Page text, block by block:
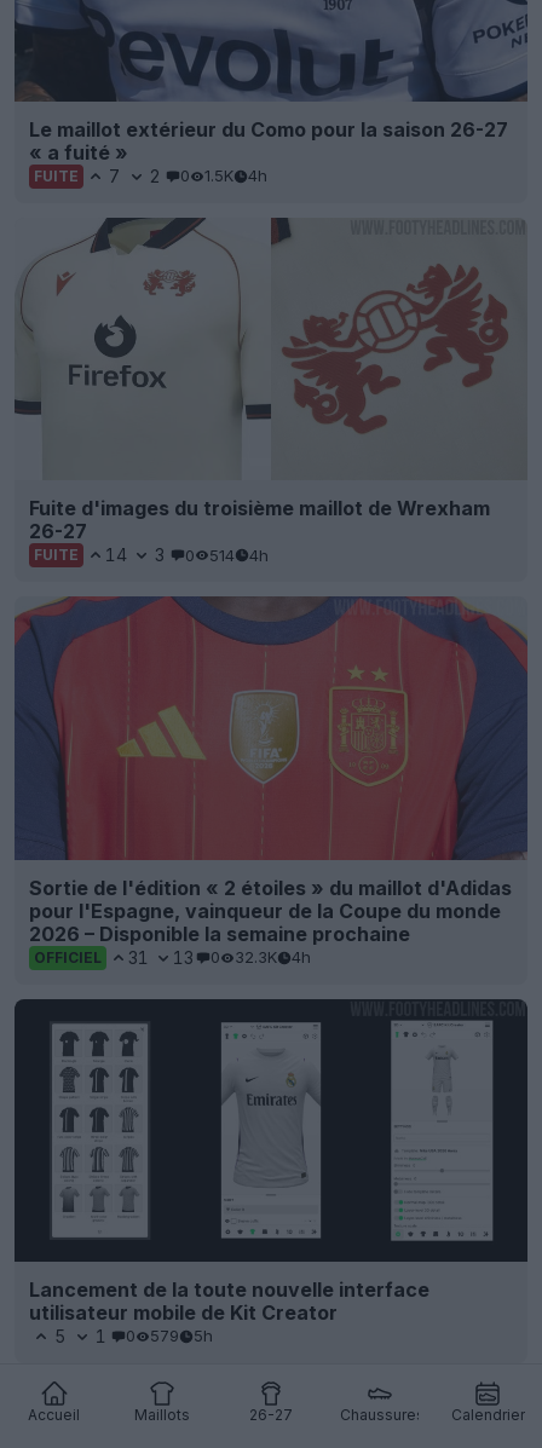
Accueil Maillots 26-27 Chaussures Calendrier
Le maillot extérieur du Como pour la saison 26-27
« a fuité »
FUITE 7 2 0 1.5K 4h
Fuite d'images du troisième maillot de Wrexham
26-27
FUITE 14 3 0 514 4h
Sortie de l'édition « 2 étoiles » du maillot d'Adidas
pour l'Espagne, vainqueur de la Coupe du monde
2026 – Disponible la semaine prochaine
OFFICIEL 31 13 0 32.3K 4h
Lancement de la toute nouvelle interface
utilisateur mobile de Kit Creator
5 1 0 579 5h